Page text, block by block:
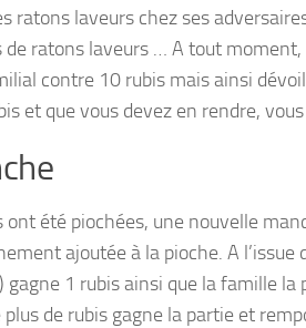
ratons laveurs chez ses
ratons laveurs … A tout moment,
contre 10 rubis mais ainsi
et que vous devez en rendre,
ont été piochées, une nouvelle
ajoutée à la pioche. A
1 rubis ainsi que la famille
de rubis gagne la partie et